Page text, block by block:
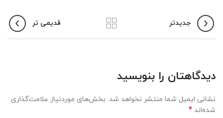
جدیدتر قدیمی تر
دیدگاهتان را بنویسید
نشانی ایمیل شما منتشر نخواهد شد. بخش‌های موردنیاز علامت‌گذاری
شده‌اند *